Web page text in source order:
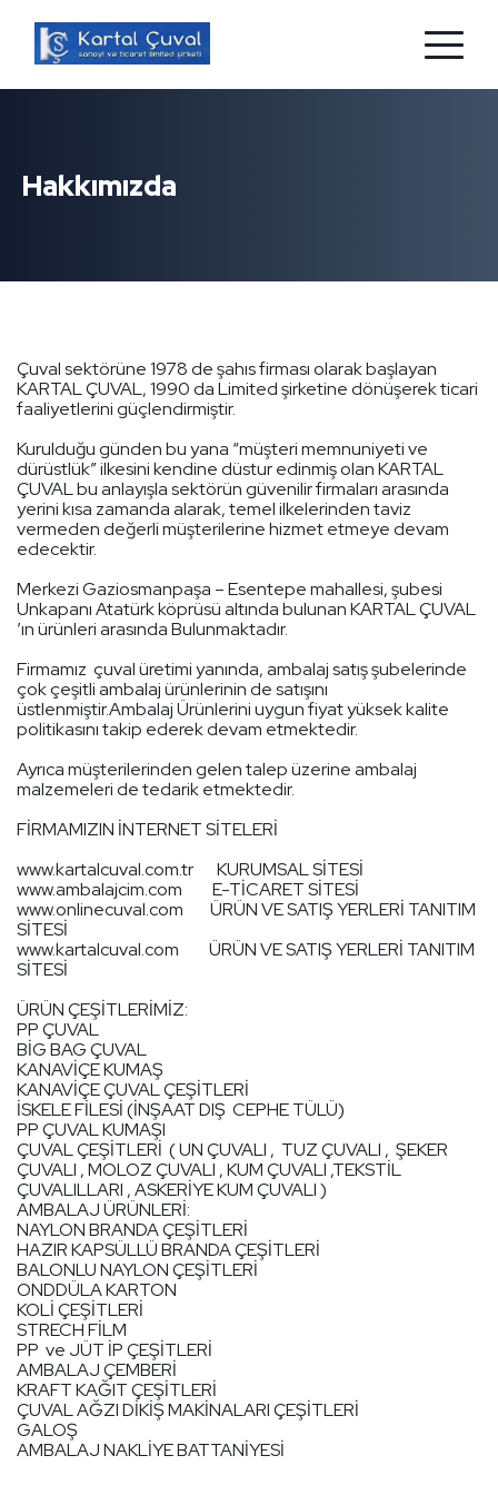
Hakkımızda
Çuval sektörüne 1978 de şahıs firması olarak başlayan
KARTAL ÇUVAL, 1990 da Limited şirketine dönüşerek ticari
faaliyetlerini güçlendirmiştir.
Kurulduğu günden bu yana “müşteri memnuniyeti ve
dürüstlük” ilkesini kendine düstur edinmiş olan KARTAL
ÇUVAL bu anlayışla sektörün güvenilir firmaları arasında
yerini kısa zamanda alarak, temel ilkelerinden taviz
vermeden değerli müşterilerine hizmet etmeye devam
edecektir.
Merkezi Gaziosmanpaşa – Esentepe mahallesi, şubesi
Unkapanı Atatürk köprüsü altında bulunan KARTAL ÇUVAL
’ın ürünleri arasında Bulunmaktadır.
Firmamız çuval üretimi yanında, ambalaj satış şubelerinde
çok çeşitli ambalaj ürünlerinin de satışını
üstlenmiştir.Ambalaj Ürünlerini uygun fiyat yüksek kalite
politikasını takip ederek devam etmektedir.
Ayrıca müşterilerinden gelen talep üzerine ambalaj
malzemeleri de tedarik etmektedir.
FİRMAMIZIN İNTERNET SİTELERİ
www.kartalcuval.com.tr KURUMSAL SİTESİ
www.ambalajcim.com E-TİCARET SİTESİ
www.onlinecuval.com ÜRÜN VE SATIŞ YERLERİ TANITIM
SİTESİ
www.kartalcuval.com ÜRÜN VE SATIŞ YERLERİ TANITIM
SİTESİ
ÜRÜN ÇEŞİTLERİMİZ:
PP ÇUVAL
BİG BAG ÇUVAL
KANAVİÇE KUMAŞ
KANAVİÇE ÇUVAL ÇEŞİTLERİ
İSKELE FİLESİ (İNŞAAT DIŞ CEPHE TÜLÜ)
PP ÇUVAL KUMAŞI
ÇUVAL ÇEŞİTLERİ ( UN ÇUVALI , TUZ ÇUVALI , ŞEKER
ÇUVALI , MOLOZ ÇUVALI , KUM ÇUVALI ,TEKSTİL
ÇUVALILLARI , ASKERİYE KUM ÇUVALI )
AMBALAJ ÜRÜNLERİ:
NAYLON BRANDA ÇEŞİTLERİ
HAZIR KAPSÜLLÜ BRANDA ÇEŞİTLERİ
BALONLU NAYLON ÇEŞİTLERİ
ONDDÜLA KARTON
KOLİ ÇEŞİTLERİ
STRECH FİLM
PP ve JÜT İP ÇEŞİTLERİ
AMBALAJ ÇEMBERİ
KRAFT KAĞIT ÇEŞİTLERİ
ÇUVAL AĞZI DİKİŞ MAKİNALARI ÇEŞİTLERİ
GALOŞ
AMBALAJ NAKLİYE BATTANİYESİ